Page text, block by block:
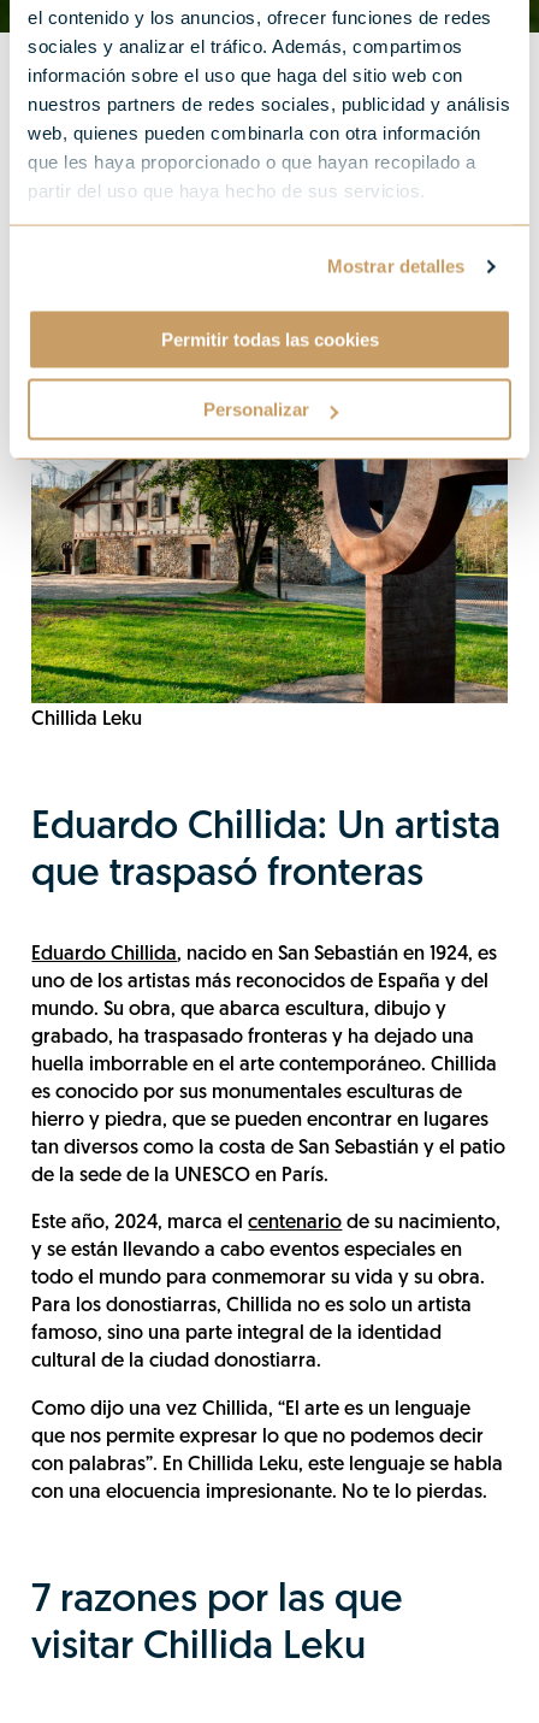
el contenido y los anuncios, ofrecer funciones de redes
sociales y analizar el tráfico. Además, compartimos
información sobre el uso que haga del sitio web con
nuestros partners de redes sociales, publicidad y análisis
web, quienes pueden combinarla con otra información
que les haya proporcionado o que hayan recopilado a
partir del uso que haya hecho de sus servicios.
Mostrar detalles
Permitir todas las cookies
Personalizar
Un viaje al corazón de la
Chillida Leku
Eduardo Chillida: Un artista
que traspasó fronteras
Eduardo Chillida, nacido en San Sebastián en 1924, es
uno de los artistas más reconocidos de España y del
mundo. Su obra, que abarca escultura, dibujo y
grabado, ha traspasado fronteras y ha dejado una
huella imborrable en el arte contemporáneo. Chillida
es conocido por sus monumentales esculturas de
hierro y piedra, que se pueden encontrar en lugares
tan diversos como la costa de San Sebastián y el patio
de la sede de la UNESCO en París.
Este año, 2024, marca elcentenario de su nacimiento,
y se están llevando a cabo eventos especiales en
todo el mundo para conmemorar su vida y su obra.
Para los donostiarras, Chillida no es solo un artista
famoso, sino una parte integral de la identidad
cultural de la ciudad donostiarra.
Como dijo una vez Chillida, “El arte es un lenguaje
que nos permite expresar lo que no podemos decir
con palabras”. En Chillida Leku, este lenguaje se habla
con una elocuencia impresionante. No te lo pierdas.
7 razones por las que
visitar Chillida Leku